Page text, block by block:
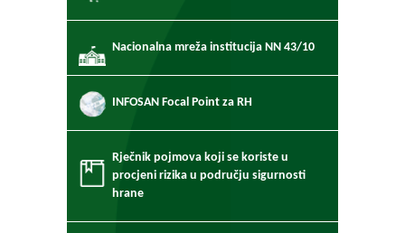
Nacionalna mreža institucija NN 43/10
INFOSAN Focal Point za RH
Rječnik pojmova koji se koriste u
procjeni rizika u području sigurnosti
hrane